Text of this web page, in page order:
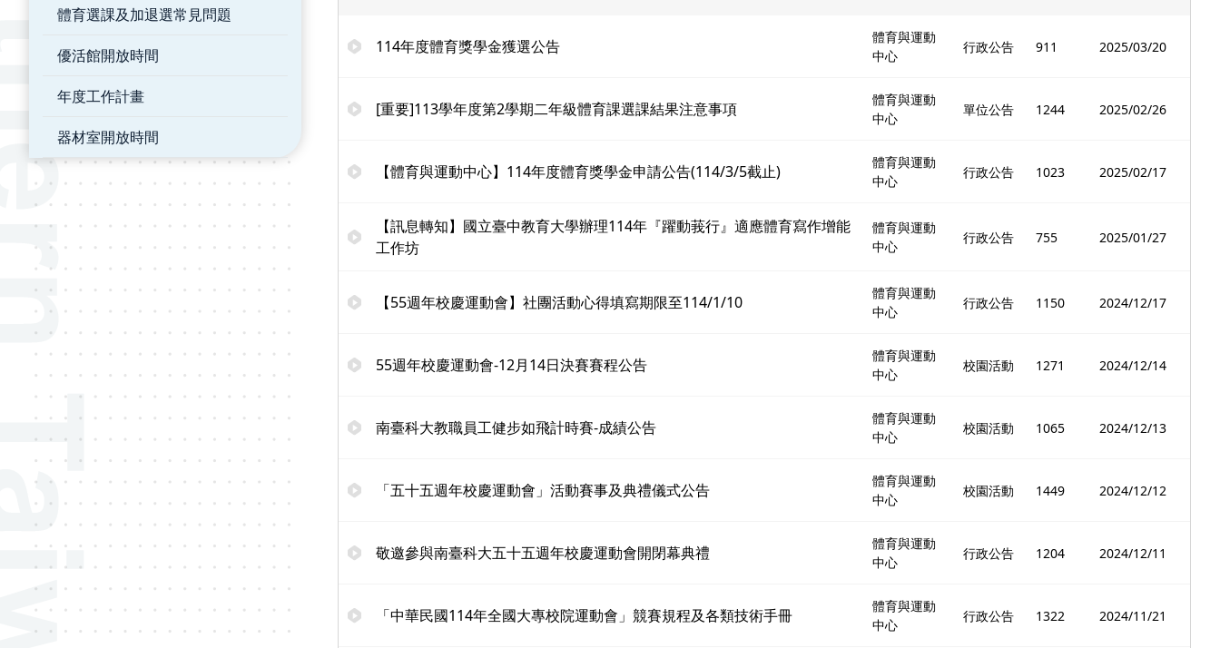
體育選課及加退選常見問題
優活館開放時間
年度工作計畫
器材室開放時間
114年度體育獎學金獲選公告
體育與運動
中心
行政公告 911 2025/03/20
[重要]113學年度第2學期二年級體育課選課結果注意事項
體育與運動
中心
單位公告 1244 2025/02/26
【體育與運動中心】114年度體育獎學金申請公告(114/3/5截止)
體育與運動
中心
行政公告 1023 2025/02/17
【訊息轉知】國立臺中教育大學辦理114年『躍動莪行』適應體育寫作增能
工作坊
體育與運動
中心
行政公告 755 2025/01/27
【55週年校慶運動會】社團活動心得填寫期限至114/1/10
體育與運動
中心
行政公告 1150 2024/12/17
55週年校慶運動會-12月14日決賽賽程公告
體育與運動
中心
校園活動 1271 2024/12/14
南臺科大教職員工健步如飛計時賽-成績公告
體育與運動
中心
校園活動 1065 2024/12/13
「五十五週年校慶運動會」活動賽事及典禮儀式公告
體育與運動
中心
校園活動 1449 2024/12/12
敬邀參與南臺科大五十五週年校慶運動會開閉幕典禮
體育與運動
中心
行政公告 1204 2024/12/11
「中華民國114年全國大專校院運動會」競賽規程及各類技術手冊
體育與運動
中心
行政公告 1322 2024/11/21